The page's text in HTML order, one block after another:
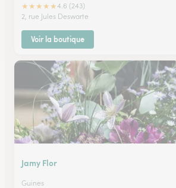
★★★★★4.6 (243)
2, rue Jules Deswarte
Voir la boutique
Jamy Flor
Guines